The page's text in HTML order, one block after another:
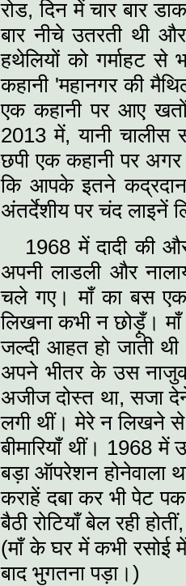
रोड, दिन में चार बार
बार नीचे उतरती थी
हथेलियों को गर्माहट से
कहानी 'महानगर की
एक कहानी पर आए
2013 में, यानी
छपी एक कहानी पर
कि आपके इतने
अंतर्देशीय पर चंद
1968 में दादी की
अपनी लाडली और
चले गए। माँ का बस
लिखना कभी न छोड़ूँ। माँ
जल्दी आहत हो जाती थी
अपने भीतर के उस
अजीज दोस्त था, सजा
लगी थीं। मेरे न लिखने से
बीमारियाँ थीं। 1968
बड़ा ऑपरेशन होनेवाला
कराहें दबा कर भी पेट
बैठी रोटियाँ बेल रही
(माँ के घर में कभी रसोई
बाद भुगतना पड़ा।)